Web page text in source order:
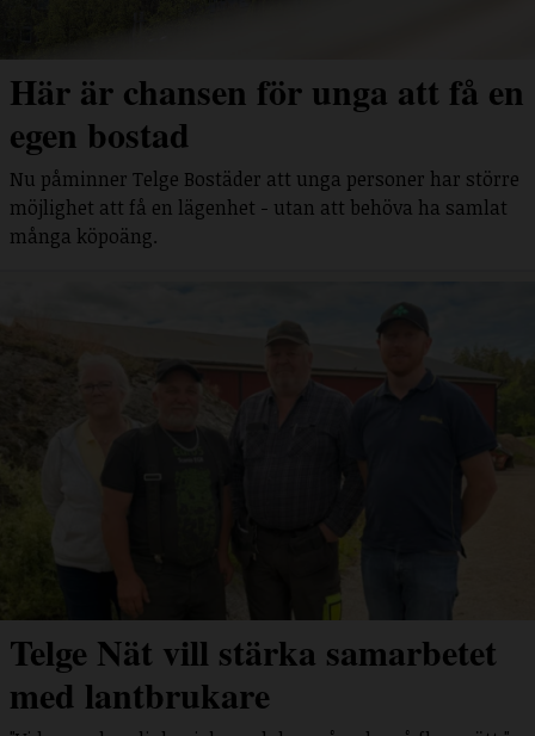
Här är chansen för unga att få en
egen bostad
Nu påminner Telge Bostäder att unga personer har större
möjlighet att få en lägenhet - utan att behöva ha samlat
många köpoäng.
Telge Nät vill stärka samarbetet
med lantbrukare